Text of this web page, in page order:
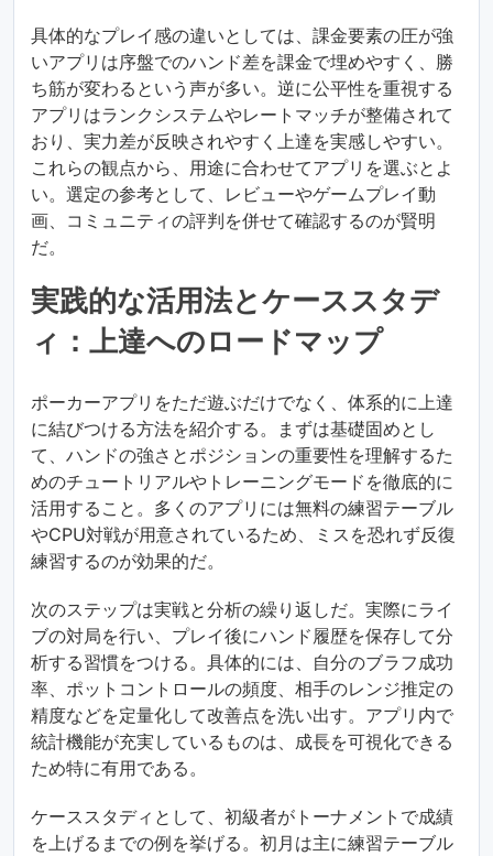
具体的なプレイ感の違いとしては、課金要素の圧が強
いアプリは序盤でのハンド差を課金で埋めやすく、勝
ち筋が変わるという声が多い。逆に公平性を重視する
アプリはランクシステムやレートマッチが整備されて
おり、実力差が反映されやすく上達を実感しやすい。
これらの観点から、用途に合わせてアプリを選ぶとよ
い。選定の参考として、レビューやゲームプレイ動
画、コミュニティの評判を併せて確認するのが賢明
だ。
実践的な活用法とケーススタデ
ィ：上達へのロードマップ
ポーカーアプリをただ遊ぶだけでなく、体系的に上達
に結びつける方法を紹介する。まずは基礎固めとし
て、ハンドの強さとポジションの重要性を理解するた
めのチュートリアルやトレーニングモードを徹底的に
活用すること。多くのアプリには無料の練習テーブル
やCPU対戦が用意されているため、ミスを恐れず反復
練習するのが効果的だ。
次のステップは実戦と分析の繰り返しだ。実際にライ
ブの対局を行い、プレイ後にハンド履歴を保存して分
析する習慣をつける。具体的には、自分のブラフ成功
率、ポットコントロールの頻度、相手のレンジ推定の
精度などを定量化して改善点を洗い出す。アプリ内で
統計機能が充実しているものは、成長を可視化できる
ため特に有用である。
ケーススタディとして、初級者がトーナメントで成績
を上げるまでの例を挙げる。初月は主に練習テーブル